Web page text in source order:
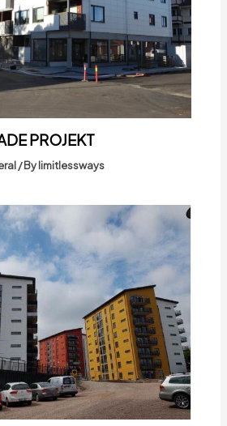
PROJEKT
/ Bylimitlessways